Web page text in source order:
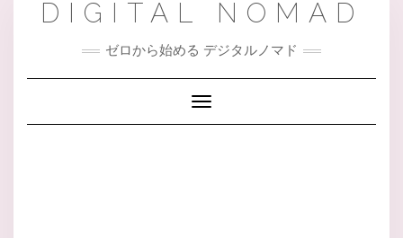
DIGITAL NOMAD
ゼロから始める デジタルノマド
Toggle Navigation